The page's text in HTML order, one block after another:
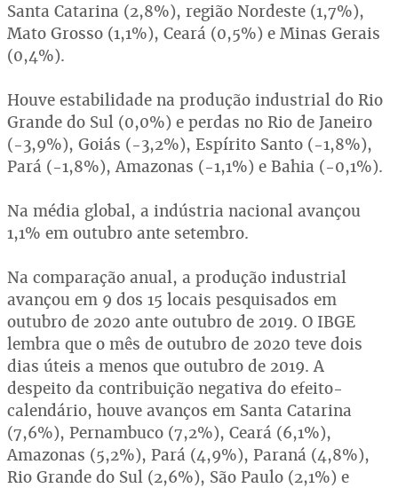
Santa Catarina (2,8%), região Nordeste (1,7%),
Mato Grosso (1,1%), Ceará (0,5%) e Minas Gerais
(0,4%).
Houve estabilidade na produção industrial do Rio
Grande do Sul (0,0%) e perdas no Rio de Janeiro
(-3,9%), Goiás (-3,2%), Espírito Santo (-1,8%),
Pará (-1,8%), Amazonas (-1,1%) e Bahia (-0,1%).
Na média global, a indústria nacional avançou
1,1% em outubro ante setembro.
Na comparação anual, a produção industrial
avançou em 9 dos 15 locais pesquisados em
outubro de 2020 ante outubro de 2019. O IBGE
lembra que o mês de outubro de 2020 teve dois
dias úteis a menos que outubro de 2019. A
despeito da contribuição negativa do efeito-
calendário, houve avanços em Santa Catarina
(7,6%), Pernambuco (7,2%), Ceará (6,1%),
Amazonas (5,2%), Pará (4,9%), Paraná (4,8%),
Rio Grande do Sul (2,6%), São Paulo (2,1%) e